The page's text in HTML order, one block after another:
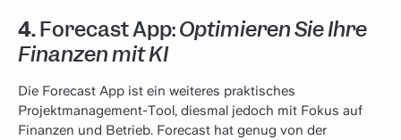
4.Forecast App:Optimieren Sie Ihre
Finanzen mit KI
Die Forecast App ist ein weiteres praktisches
Projektmanagement-Tool, diesmal jedoch mit Fokus auf
Finanzen und Betrieb. Forecast hat genug von der